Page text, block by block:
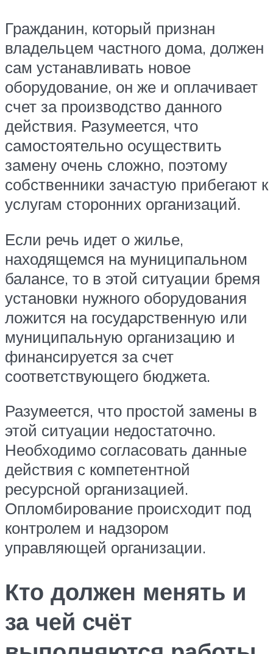
Гражданин, который признан
владельцем частного дома, должен
сам устанавливать новое
оборудование, он же и оплачивает
счет за производство данного
действия. Разумеется, что
самостоятельно осуществить
замену очень сложно, поэтому
собственники зачастую прибегают к
услугам сторонних организаций.
Если речь идет о жилье,
находящемся на муниципальном
балансе, то в этой ситуации бремя
установки нужного оборудования
ложится на государственную или
муниципальную организацию и
финансируется за счет
соответствующего бюджета.
Разумеется, что простой замены в
этой ситуации недостаточно.
Необходимо согласовать данные
действия с компетентной
ресурсной организацией.
Опломбирование происходит под
контролем и надзором
управляющей организации.
Кто должен менять и
за чей счёт